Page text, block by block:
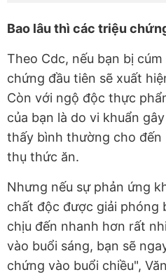
Bao lâu thì các triệu
Theo Cdc, nếu bạn bị
chứng đầu tiên sẽ xuất
Còn với ngộ độc thực
của bạn là do vi khuẩn
thấy bình thường cho đến
thụ thức ăn.
Nhưng nếu sự phản ứng
chất độc được giải phóng
chịu đến nhanh hơn rất
vào buổi sáng, bạn sẽ
chứng vào buổi chiều",